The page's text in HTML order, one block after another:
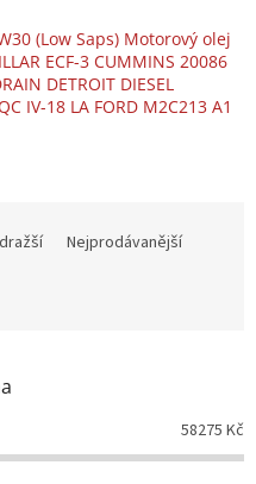
(Low Saps) Motorový olej
ECF-3 CUMMINS 20086
DETROIT DIESEL
IV-18 LA FORD M2C213 A1
Nejprodávanější
58275 Kč